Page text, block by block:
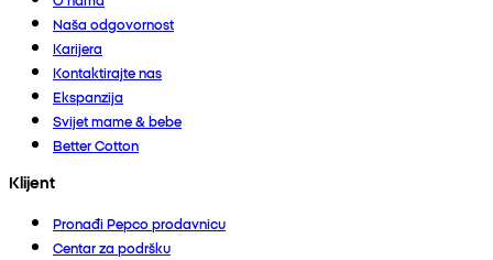
Naša odgovornost
Karijera
Kontaktirajte nas
Ekspanzija
Svijet mame & bebe
Better Cotton
Klijent
Pronađi Pepco prodavnicu
Centar za podršku